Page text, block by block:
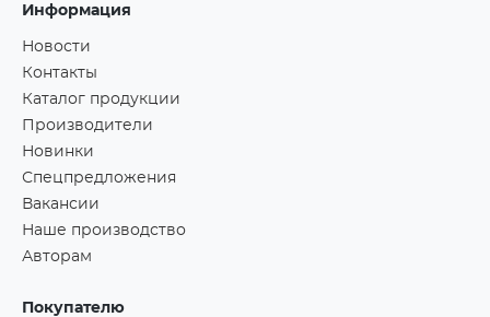
Информация
Новости
Контакты
Каталог продукции
Производители
Новинки
Спецпредложения
Вакансии
Наше производство
Авторам
Покупателю